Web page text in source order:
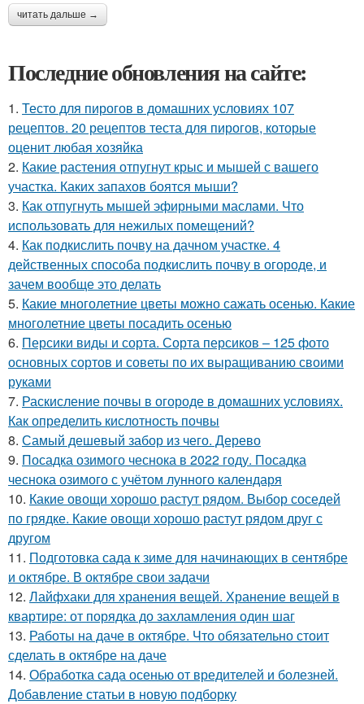
читать дальше →
Последние обновления на сайте:
1. Тесто для пирогов в домашних условиях 107
рецептов. 20 рецептов теста для пирогов, которые
оценит любая хозяйка
2. Какие растения отпугнут крыс и мышей с вашего
участка. Каких запахов боятся мыши?
3. Как отпугнуть мышей эфирными маслами. Что
использовать для нежилых помещений?
4. Как подкислить почву на дачном участке. 4
действенных способа подкислить почву в огороде, и
зачем вообще это делать
5. Какие многолетние цветы можно сажать осенью. Какие
многолетние цветы посадить осенью
6. Персики виды и сорта. Сорта персиков – 125 фото
основных сортов и советы по их выращиванию своими
руками
7. Раскисление почвы в огороде в домашних условиях.
Как определить кислотность почвы
8. Самый дешевый забор из чего. Дерево
9. Посадка озимого чеснока в 2022 году. Посадка
чеснока озимого с учётом лунного календаря
10. Какие овощи хорошо растут рядом. Выбор соседей
по грядке. Какие овощи хорошо растут рядом друг с
другом
11. Подготовка сада к зиме для начинающих в сентябре
и октябре. В октябре свои задачи
12. Лайфхаки для хранения вещей. Хранение вещей в
квартире: от порядка до захламления один шаг
13. Работы на даче в октябре. Что обязательно стоит
сделать в октябре на даче
14. Обработка сада осенью от вредителей и болезней.
Добавление статьи в новую подборку